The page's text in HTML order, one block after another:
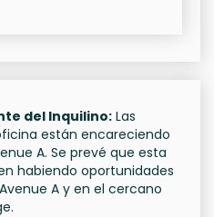
del Inquilino: Las
están encareciendo
A. Se prevé que esta
habiendo oportunidades
A y en el cercano